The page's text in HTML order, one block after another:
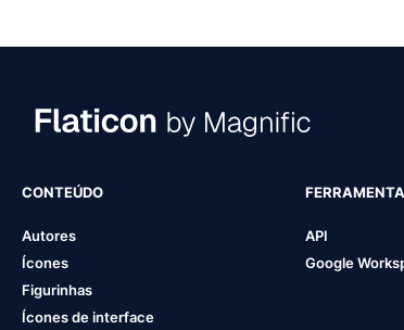
CONTEÚDO
Autores
Ícones
Figurinhas
Ícones de interface
API
Google